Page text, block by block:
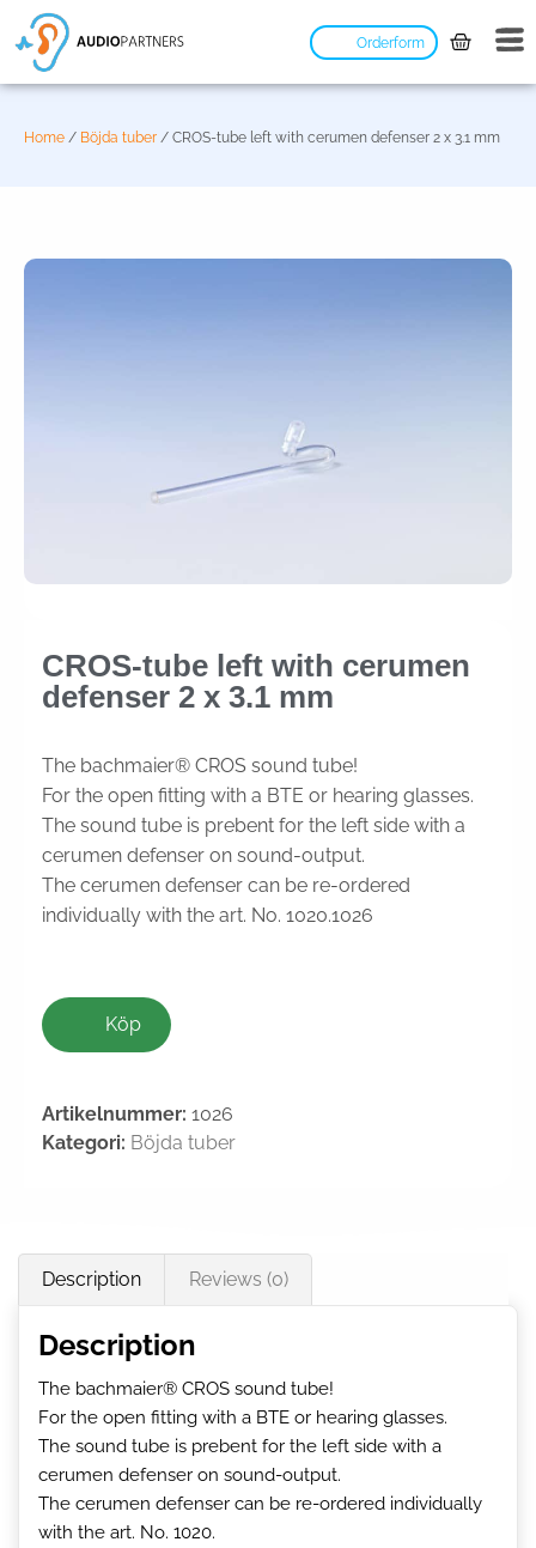
Orderform
Home / Böjda tuber / CROS-tube left with cerumen defenser 2 x 3.1 mm
CROS-tube left with cerumen
defenser 2 x 3.1 mm
The bachmaier® CROS sound tube!
For the open fitting with a BTE or hearing glasses.
The sound tube is prebent for the left side with a
cerumen defenser on sound-output.
The cerumen defenser can be re-ordered
individually with the art. No. 1020.1026
Köp
Artikelnummer: 1026
Kategori: Böjda tuber
Description Reviews (0)
Description
The bachmaier® CROS sound tube!
For the open fitting with a BTE or hearing glasses.
The sound tube is prebent for the left side with a
cerumen defenser on sound-output.
The cerumen defenser can be re-ordered individually
with the art. No. 1020.